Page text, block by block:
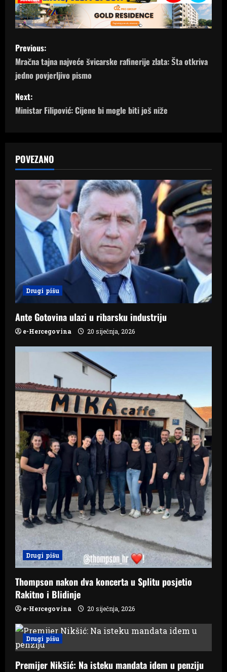
P
o
s
t
a
v
i
g
t
i
o
n
Previous:
Mračna tajna najveće švicarske rafinerije zlata: Šta otkriva
jedno povjerljivo pismo
Next:
Ministar Filipović: Cijene bi mogle biti još niže
POVEZANO
Drugi pišu
Ante Gotovina ulazi u ribarsku industriju
e-Hercegovina 20 siječnja, 2026
Drugi pišu
Thompson nakon dva koncerta u Splitu posjetio
Rakitno i Blidinje
e-Hercegovina 20 siječnja, 2026
Drugi pišu
Premijer Nikšić: Na isteku mandata idem u penziju